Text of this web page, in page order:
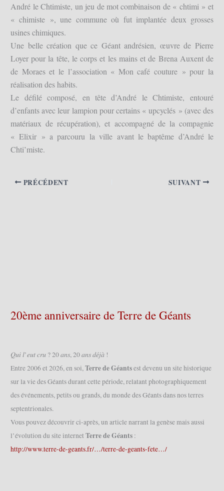
André le Chtimiste, un jeu de mot combinaison de « chtimi » et
« chimiste », une commune où fut implantée deux grosses
usines chimiques.
Une belle création que ce Géant andrésien, œuvre de Pierre
Loyer pour la tête, le corps et les mains et de Brena Auxent de
de Moraes et le l’association « Mon café couture » pour la
réalisation des habits.
Le défilé composé, en tête d’André le Chtimiste, entouré
d’enfants avec leur lampion pour certains « upcyclés » (avec des
matériaux de récupération), et accompagné de la compagnie
« Elixir » a parcouru la ville avant le baptême d’André le
Chti’miste.
PRÉCÉDENT SUIVANT
20ème anniversaire de Terre de Géants
𝑄𝑢𝑖 𝑙’𝑒𝑢𝑡 𝑐𝑟𝑢 ? 20 𝑎𝑛𝑠, 20 𝑎𝑛𝑠 𝑑𝑒́𝑗𝑎̀ !
Entre 2006 et 2026, en soi,Terre de Géantsest devenu un site historique
sur la vie des Géants durant cette période, relatant photographiquement
des événements, petits ou grands, du monde des Géants dans nos terres
septentrionales.
Vous pouvez découvrir ci-après, un article narrant la genèse mais aussi
l’évolution du site internet Terre de Géants :
http://www.terre-de-geants.fr/…/terre-de-geants-fete…/